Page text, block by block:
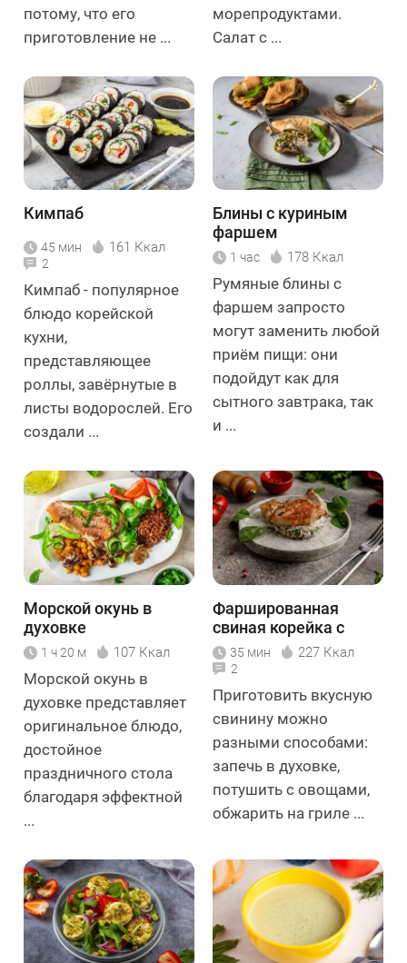
потому, что его
приготовление не ...
морепродуктами.
Салат с ...
Кимпаб
45 мин 161 Ккал
2
Кимпаб - популярное
блюдо корейской
кухни,
представляющее
роллы, завёрнутые в
листы водорослей. Его
создали ...
Блины с куриным
фаршем
1 час 178 Ккал
Румяные блины с
фаршем запросто
могут заменить любой
приём пищи: они
подойдут как для
сытного завтрака, так
и ...
Морской окунь в
духовке
1 ч 20 м 107 Ккал
Морской окунь в
духовке представляет
оригинальное блюдо,
достойное
праздничного стола
благодаря эффектной
...
Фаршированная
свиная корейка с
сыром и шпинатом
35 мин 227 Ккал
2
Приготовить вкусную
свинину можно
разными способами:
запечь в духовке,
потушить с овощами,
обжарить на гриле ...